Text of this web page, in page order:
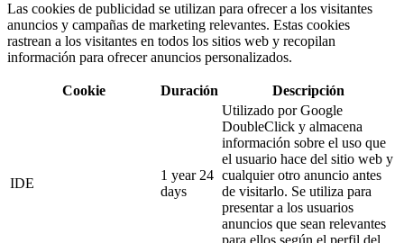
Las cookies de publicidad se utilizan para ofrecer a los visitantes
anuncios y campañas de marketing relevantes. Estas cookies
rastrean a los visitantes en todos los sitios web y recopilan
información para ofrecer anuncios personalizados.
Cookie Duración Descripción
IDE
1 year 24
days
Utilizado por Google
DoubleClick y almacena
información sobre el uso que
el usuario hace del sitio web y
cualquier otro anuncio antes
de visitarlo. Se utiliza para
presentar a los usuarios
anuncios que sean relevantes